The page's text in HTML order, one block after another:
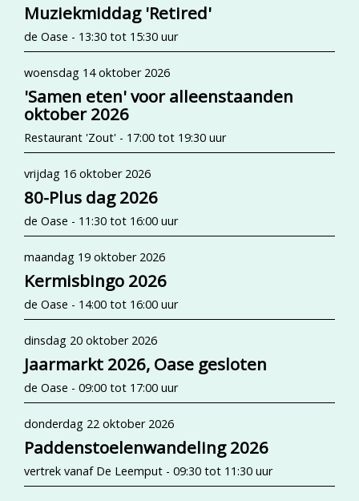
Muziekmiddag 'Retired'
de Oase - 13:30 tot 15:30 uur
woensdag 14 oktober 2026
'Samen eten' voor alleenstaanden
oktober 2026
Restaurant 'Zout' - 17:00 tot 19:30 uur
vrijdag 16 oktober 2026
80-Plus dag 2026
de Oase - 11:30 tot 16:00 uur
maandag 19 oktober 2026
Kermisbingo 2026
de Oase - 14:00 tot 16:00 uur
dinsdag 20 oktober 2026
Jaarmarkt 2026, Oase gesloten
de Oase - 09:00 tot 17:00 uur
donderdag 22 oktober 2026
Paddenstoelenwandeling 2026
vertrek vanaf De Leemput - 09:30 tot 11:30 uur